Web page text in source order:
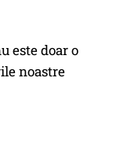
este doar o
noastre